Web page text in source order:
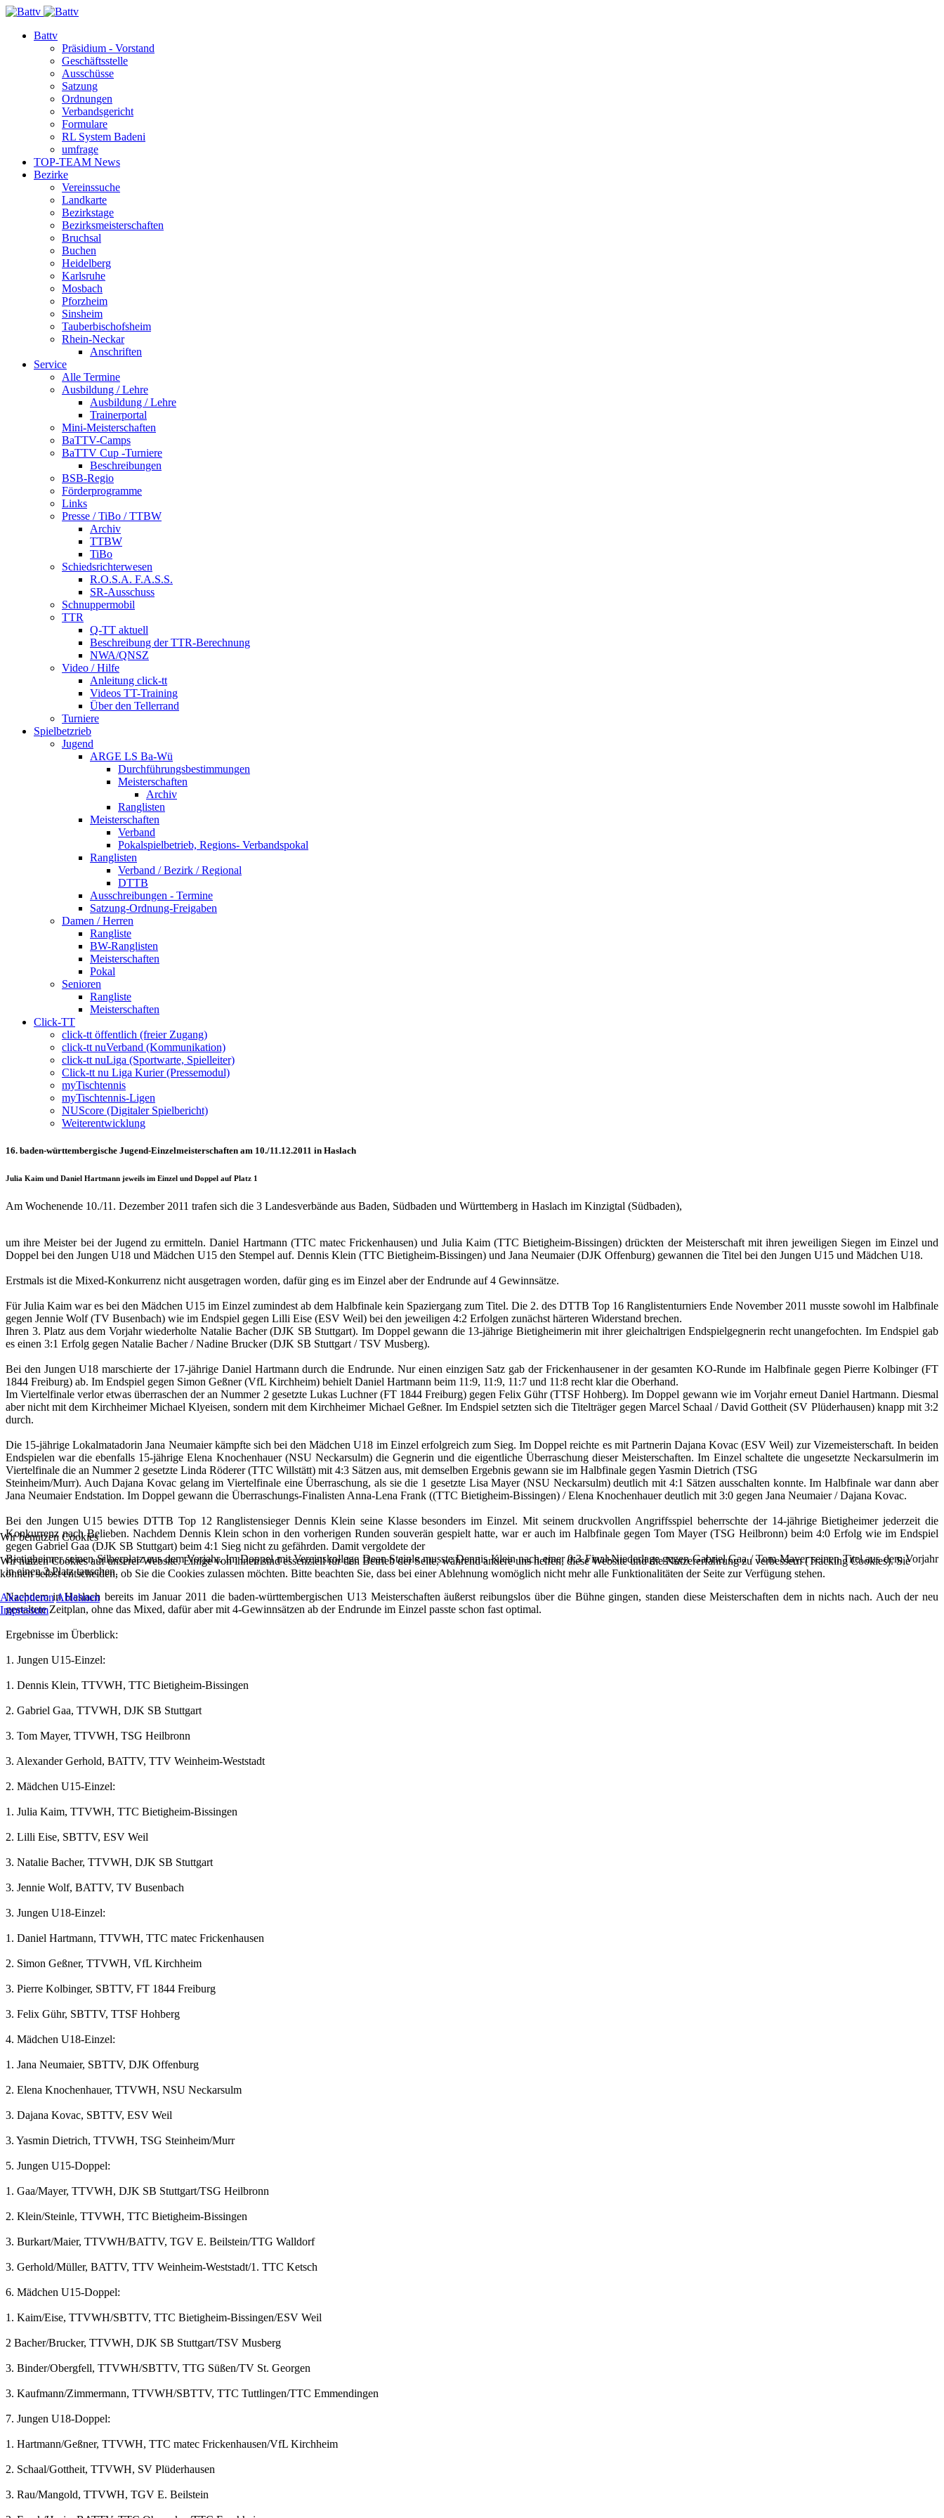
Battv
Präsidium - Vorstand
Geschäftsstelle
Ausschüsse
Satzung
Ordnungen
Verbandsgericht
Formulare
RL System Badeni
umfrage
TOP-TEAM News
Bezirke
Vereinssuche
Landkarte
Bezirkstage
Bezirksmeisterschaften
Bruchsal
Buchen
Heidelberg
Karlsruhe
Mosbach
Pforzheim
Sinsheim
Tauberbischofsheim
Rhein-Neckar
Anschriften
Service
Alle Termine
Ausbildung / Lehre
Ausbildung / Lehre
Trainerportal
Mini-Meisterschaften
BaTTV-Camps
BaTTV Cup -Turniere
Beschreibungen
BSB-Regio
Förderprogramme
Links
Presse / TiBo / TTBW
Archiv
TTBW
TiBo
Schiedsrichterwesen
R.O.S.A. F.A.S.S.
SR-Ausschuss
Schnuppermobil
TTR
Q-TT aktuell
Beschreibung der TTR-Berechnung
NWA/QNSZ
Video / Hilfe
Anleitung click-tt
Videos TT-Training
Über den Tellerrand
Turniere
Spielbetzrieb
Jugend
ARGE LS Ba-Wü
Durchführungsbestimmungen
Meisterschaften
Archiv
Ranglisten
Meisterschaften
Verband
Pokalspielbetrieb, Regions- Verbandspokal
Ranglisten
Verband / Bezirk / Regional
DTTB
Ausschreibungen - Termine
Satzung-Ordnung-Freigaben
Damen / Herren
Rangliste
BW-Ranglisten
Meisterschaften
Pokal
Senioren
Rangliste
Meisterschaften
Click-TT
click-tt öffentlich (freier Zugang)
click-tt nuVerband (Kommunikation)
click-tt nuLiga (Sportwarte, Spielleiter)
Click-tt nu Liga Kurier (Pressemodul)
myTischtennis
myTischtennis-Ligen
NUScore (Digitaler Spielbericht)
Weiterentwicklung
16. baden-württembergische Jugend-Einzelmeisterschaften am 10./11.12.2011 in Haslach
Julia Kaim und Daniel Hartmann jeweils im Einzel und Doppel auf Platz 1
Am Wochenende 10./11. Dezember 2011 trafen sich die 3 Landesverbände aus Baden, Südbaden und Württemberg in Haslach im Kinzigtal (Südbaden),
um ihre Meister bei der Jugend zu ermitteln. Daniel Hartmann (TTC matec Frickenhausen) und Julia Kaim (TTC Bietigheim-Bissingen) drückten der Meisterschaft mit ihren jeweiligen Siegen im Einzel und
Doppel bei den Jungen U18 und Mädchen U15 den Stempel auf. Dennis Klein (TTC Bietigheim-Bissingen) und Jana Neumaier (DJK Offenburg) gewannen die Titel bei den Jungen U15 und Mädchen U18.
Erstmals ist die Mixed-Konkurrenz nicht ausgetragen worden, dafür ging es im Einzel aber der Endrunde auf 4 Gewinnsätze.
Für Julia Kaim war es bei den Mädchen U15 im Einzel zumindest ab dem Halbfinale kein Spaziergang zum Titel. Die 2. des DTTB Top 16 Ranglistenturniers Ende November 2011 musste sowohl im Halbfinale
gegen Jennie Wolf (TV Busenbach) wie im Endspiel gegen Lilli Eise (ESV Weil) bei den jeweiligen 4:2 Erfolgen zunächst härteren Widerstand brechen.
Ihren 3. Platz aus dem Vorjahr wiederholte Natalie Bacher (DJK SB Stuttgart). Im Doppel gewann die 13-jährige Bietigheimerin mit ihrer gleichaltrigen Endspielgegnerin recht unangefochten. Im Endspiel gab
es einen 3:1 Erfolg gegen Natalie Bacher / Nadine Brucker (DJK SB Stuttgart / TSV Musberg).
Bei den Jungen U18 marschierte der 17-jährige Daniel Hartmann durch die Endrunde. Nur einen einzigen Satz gab der Frickenhausener in der gesamten KO-Runde im Halbfinale gegen Pierre Kolbinger (FT
1844 Freiburg) ab. Im Endspiel gegen Simon Geßner (VfL Kirchheim) behielt Daniel Hartmann beim 11:9, 11:9, 11:7 und 11:8 recht klar die Oberhand.
Im Viertelfinale verlor etwas überraschen der an Nummer 2 gesetzte Lukas Luchner (FT 1844 Freiburg) gegen Felix Gühr (TTSF Hohberg). Im Doppel gewann wie im Vorjahr erneut Daniel Hartmann. Diesmal
aber nicht mit dem Kirchheimer Michael Klyeisen, sondern mit dem Kirchheimer Michael Geßner. Im Endspiel setzten sich die Titelträger gegen Marcel Schaal / David Gottheit (SV Plüderhausen) knapp mit 3:2
durch.
Die 15-jährige Lokalmatadorin Jana Neumaier kämpfte sich bei den Mädchen U18 im Einzel erfolgreich zum Sieg. Im Doppel reichte es mit Partnerin Dajana Kovac (ESV Weil) zur Vizemeisterschaft. In beiden
Endspielen war die ebenfalls 15-jährige Elena Knochenhauer (NSU Neckarsulm) die Gegnerin und die eigentliche Überraschung dieser Meisterschaften. Im Einzel schaltete die ungesetzte Neckarsulmerin im
Viertelfinale die an Nummer 2 gesetzte Linda Röderer (TTC Willstätt) mit 4:3 Sätzen aus, mit demselben Ergebnis gewann sie im Halbfinale gegen Yasmin Dietrich (TSG
Steinheim/Murr). Auch Dajana Kovac gelang im Viertelfinale eine Überraschung, als sie die 1 gesetzte Lisa Mayer (NSU Neckarsulm) deutlich mit 4:1 Sätzen ausschalten konnte. Im Halbfinale war dann aber
Jana Neumaier Endstation. Im Doppel gewann die Überraschungs-Finalisten Anna-Lena Frank ((TTC Bietigheim-Bissingen) / Elena Knochenhauer deutlich mit 3:0 gegen Jana Neumaier / Dajana Kovac.
Bei den Jungen U15 bewies DTTB Top 12 Ranglistensieger Dennis Klein seine Klasse besonders im Einzel. Mit seinem druckvollen Angriffsspiel beherrschte der 14-jährige Bietigheimer jederzeit die
Konkurrenz nach Belieben. Nachdem Dennis Klein schon in den vorherigen Runden souverän gespielt hatte, war er auch im Halbfinale gegen Tom Mayer (TSG Heilbronn) beim 4:0 Erfolg wie im Endspiel
gegen Gabriel Gaa (DJK SB Stuttgart) beim 4:1 Sieg nicht zu gefährden. Damit vergoldete der
Bietigheimer seinen Silberplatz aus dem Vorjahr. Im Doppel mit Vereinskollege Dean Steinle musste Dennis Klein nach einer 0:3 Final-Niederlage gegen Gabriel Gaa / Tom Mayer seinen Titel aus dem Vorjahr
in einen 2.Platz tauschen.
Nachdem in Haslach bereits im Januar 2011 die baden-württembergischen U13 Meisterschaften äußerst reibungslos über die Bühne gingen, standen diese Meisterschaften dem in nichts nach. Auch der neu
gestaltete Zeitplan, ohne das Mixed, dafür aber mit 4-Gewinnsätzen ab der Endrunde im Einzel passte schon fast optimal.
Ergebnisse im Überblick:
1. Jungen U15-Einzel:
1. Dennis Klein, TTVWH, TTC Bietigheim-Bissingen
2. Gabriel Gaa, TTVWH, DJK SB Stuttgart
3. Tom Mayer, TTVWH, TSG Heilbronn
3. Alexander Gerhold, BATTV, TTV Weinheim-Weststadt
2. Mädchen U15-Einzel:
1. Julia Kaim, TTVWH, TTC Bietigheim-Bissingen
2. Lilli Eise, SBTTV, ESV Weil
3. Natalie Bacher, TTVWH, DJK SB Stuttgart
3. Jennie Wolf, BATTV, TV Busenbach
3. Jungen U18-Einzel:
1. Daniel Hartmann, TTVWH, TTC matec Frickenhausen
2. Simon Geßner, TTVWH, VfL Kirchheim
3. Pierre Kolbinger, SBTTV, FT 1844 Freiburg
3. Felix Gühr, SBTTV, TTSF Hohberg
4. Mädchen U18-Einzel:
1. Jana Neumaier, SBTTV, DJK Offenburg
2. Elena Knochenhauer, TTVWH, NSU Neckarsulm
3. Dajana Kovac, SBTTV, ESV Weil
3. Yasmin Dietrich, TTVWH, TSG Steinheim/Murr
5. Jungen U15-Doppel:
1. Gaa/Mayer, TTVWH, DJK SB Stuttgart/TSG Heilbronn
2. Klein/Steinle, TTVWH, TTC Bietigheim-Bissingen
3. Burkart/Maier, TTVWH/BATTV, TGV E. Beilstein/TTG Walldorf
3. Gerhold/Müller, BATTV, TTV Weinheim-Weststadt/1. TTC Ketsch
6. Mädchen U15-Doppel:
1. Kaim/Eise, TTVWH/SBTTV, TTC Bietigheim-Bissingen/ESV Weil
2 Bacher/Brucker, TTVWH, DJK SB Stuttgart/TSV Musberg
3. Binder/Obergfell, TTVWH/SBTTV, TTG Süßen/TV St. Georgen
3. Kaufmann/Zimmermann, TTVWH/SBTTV, TTC Tuttlingen/TTC Emmendingen
7. Jungen U18-Doppel:
1. Hartmann/Geßner, TTVWH, TTC matec Frickenhausen/VfL Kirchheim
2. Schaal/Gottheit, TTVWH, SV Plüderhausen
3. Rau/Mangold, TTVWH, TGV E. Beilstein
Wir benutzen Cookies
Wir nutzen Cookies auf unserer Website. Einige von ihnen sind essenziell für den Betrieb der Seite, während andere uns helfen, diese Website und die Nutzererfahrung zu verbessern (Tracking Cookies). Sie
können selbst entscheiden, ob Sie die Cookies zulassen möchten. Bitte beachten Sie, dass bei einer Ablehnung womöglich nicht mehr alle Funktionalitäten der Seite zur Verfügung stehen.
AkzeptierenAblehnen
Impressum